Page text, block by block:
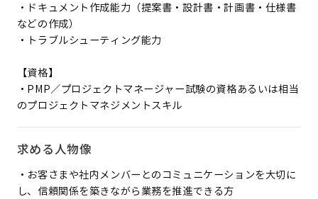
・ドキュメント作成能力（提案書・設計書・計画書・仕様書
などの作成）
・トラブルシューティング能力
【資格】
・PMP／プロジェクトマネージャー試験の資格あるいは相当
のプロジェクトマネジメントスキル
求める人物像
・お客さまや社内メンバーとのコミュニケーションを大切に
し、信頼関係を築きながら業務を推進できる方